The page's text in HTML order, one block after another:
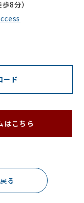
8分）
ード
こちら
る